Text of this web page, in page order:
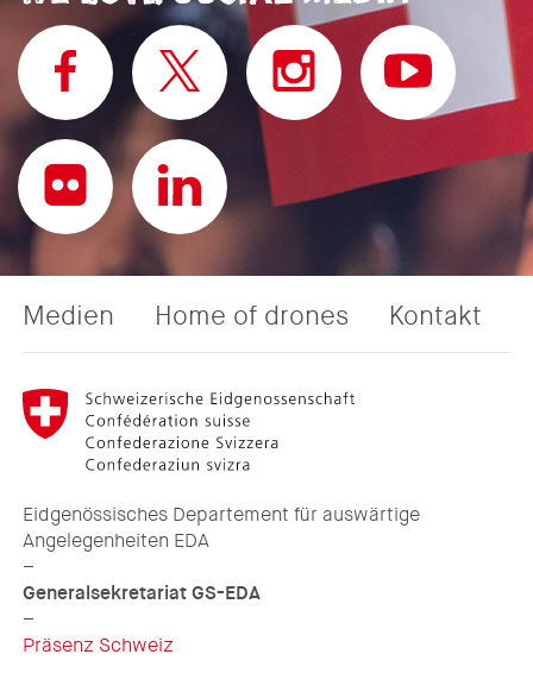
Medien Home of drones Kontakt
Eidgenössisches Departement für auswärtige
Angelegenheiten EDA
–
Generalsekretariat GS-EDA
–
Präsenz Schweiz